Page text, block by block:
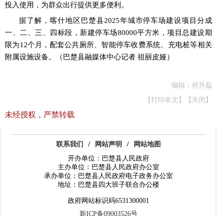
投入使用，为群众出行提供更多便利。
据了解，喀什地区巴楚县2025年城市停车场建设项目分成
一、二、三、四标段，新建停车场80000平方米，项目总建设期
限为12个月，配套公共厕所、智能停车收费系统、充电桩等相关
附属设施设备。
（巴楚县融媒体中心记者 祖丽皮娅）
编辑：何升磊
【打印本文】
【关闭】
未经授权，严禁转载
联系我们 / 网站声明 /
网站地图
开办单位：巴楚县人民政府
主办单位：巴楚县人民政府办公室
承办单位：巴楚县人民政府电子政务办公室
地址：巴楚县四大班子联合办公楼
政府网站标识码6531300001
新ICP备09003526号